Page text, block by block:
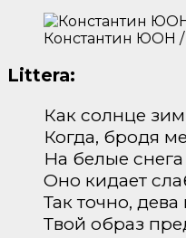
Константин ЮОН /
Littera:
Как солнце
Когда, бродя
На белые
Оно кидает
Так точно,
Твой образ